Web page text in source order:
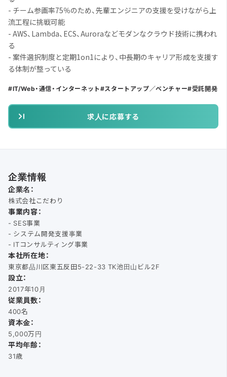
- チーム参画率75％のため、先輩エンジニアの支援を受けながら上
流工程に挑戦可能
- AWS、Lambda、ECS、Auroraなどモダンなクラウド技術に携われ
る
- 案件選択制度と定期1on1により、中長期のキャリア形成を支援す
る体制が整っている
IT/Web・通信・インターネット スタートアップ／ベンチャー 受託開発
求人に応募する
企業情報
企業名：
株式会社こだわり
事業内容：
- SES事業
- システム開発支援事業
- ITコンサルティング事業
本社所在地：
東京都品川区東五反田5-22-33 TK池田山ビル2F
設立：
2017年10月
従業員数：
400名
資本金：
5,000万円
平均年齢：
31歳